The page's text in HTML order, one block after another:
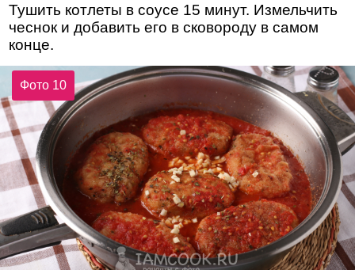
Тушить котлеты в соусе 15 минут. Измельчить
чеснок и добавить его в сковороду в самом
конце.
Фото 10